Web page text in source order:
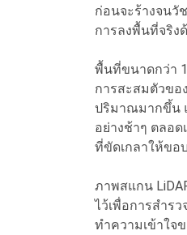
ก่อนจะร้างจนวั
การลงพื้นที่จริง
พื้นที่ขนาดกว่า
การสะสมตัวขอ
ปริมาณมากขึ้น
อย่างช้าๆ ตลอ
ที่ขัดเกลาให้ขอ
ภาพสแกน
ไว้เพื่อการสำร
ทำความเข้าใจ